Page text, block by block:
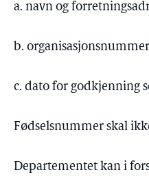
a. navn og
b. organisasjonsnummer
c. dato for godkjenning
Fødselsnummer skal
Departementet kan i